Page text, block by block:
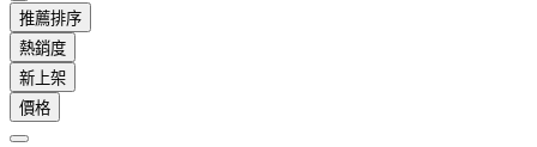
推薦排序
熱銷度
新上架
價格